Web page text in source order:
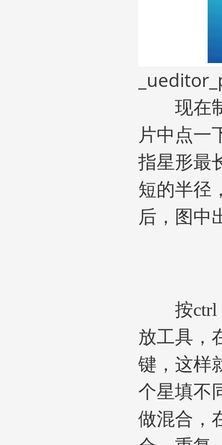
现在
片中点一
指星形最
短的半径
后，图中
按ctrl c
放工具，
键，这样
个星填不
做混合，